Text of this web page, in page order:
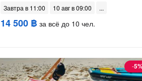
Завтра в 11:00 10 авг в 09:00
14 500 ฿ за всё до 10 чел.
-